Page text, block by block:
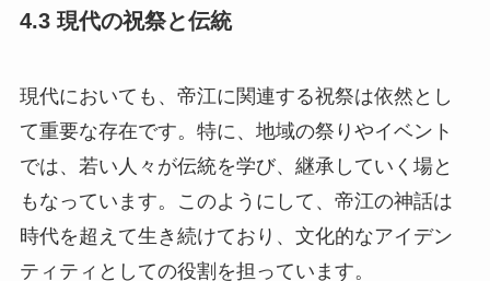
て重要な存在です。特に、地域の祭りやイベント
では、若い人々が伝統を学び、継承していく場と
もなっています。このようにして、帝江の神話は
時代を超えて生き続けており、文化的なアイデン
ティティとしての役割を担っています。